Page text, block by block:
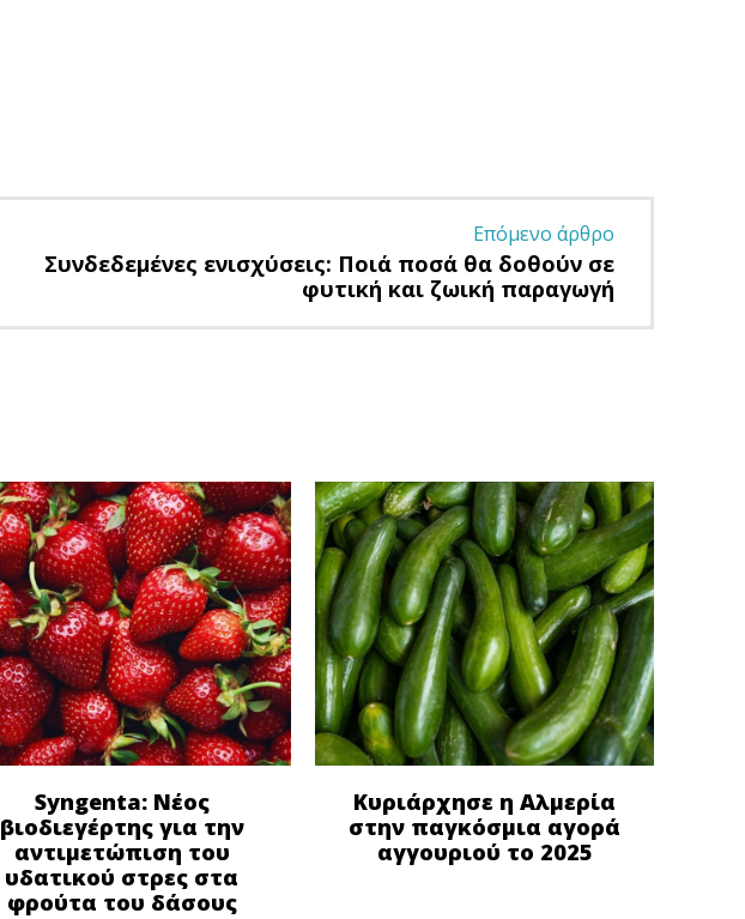
Επόμενο άρθρο
Συνδεδεμένες ενισχύσεις: Ποιά ποσά θα δοθούν σε
φυτική και ζωική παραγωγή
Syngenta: Νέος
βιοδιεγέρτης για την
αντιμετώπιση του
υδατικού στρες στα
φρούτα του δάσους
Κυριάρχησε η Αλμερία
στην παγκόσμια αγορά
αγγουριού το 2025